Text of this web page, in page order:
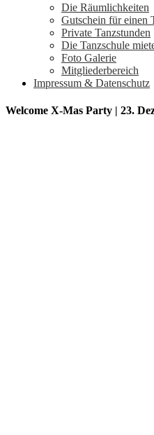
Die Räumlichkeiten
Gutschein für einen
Private Tanzstunden
Die Tanzschule
Foto Galerie
Mitgliederbereich
Impressum & Datenschutz
Welcome X-Mas Party | 23.